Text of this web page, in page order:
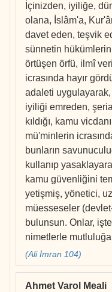
İçinizden, iyiliğe,
olana, İslâm'a,
davet eden, teşvik
sünnetin
örtüşen örfü, ilmî
icrasında hayır
adaleti
iyiliği emreden,
kıldığı, kamu
mü'minlerin
bunların
kullanıp
kamu güvenliğini
yetişmiş, yönetici,
müesseseler
bulunsun. Onlar,
nimetlerle
(Ali İmran 104)
Ahmet Varol Meali